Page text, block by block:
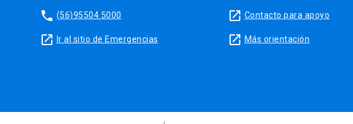
phone (56)95504 5000
launch Ir al sitio de Emergencias
launch Contacto para apoyo
launch Más orientación